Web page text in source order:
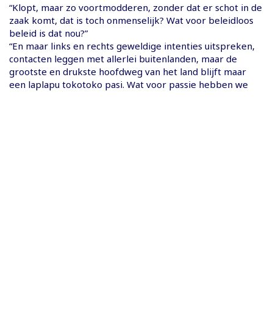
“Klopt, maar zo voortmodderen, zonder dat er schot in de
zaak komt, dat is toch onmenselijk? Wat voor beleidloos
beleid is dat nou?”
“En maar links en rechts geweldige intenties uitspreken,
contacten leggen met allerlei buitenlanden, maar de
grootste en drukste hoofdweg van het land blijft maar
een laplapu tokotoko pasi. Wat voor passie hebben we